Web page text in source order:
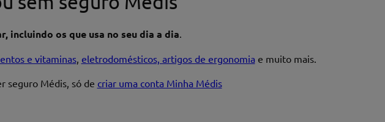
incluindo os que usa no seu dia a dia.
e vitaminas, eletrodomésticos, artigos de ergonomia e muito mais.
seguro Médis, só de criar uma conta Minha Médis